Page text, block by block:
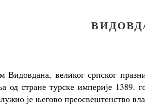
Видовдана, великог српског
од стране турске империје 1389.
је његово преосвештенство